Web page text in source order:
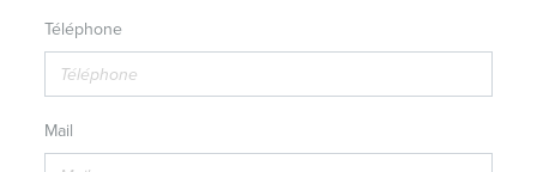
Téléphone
Mail